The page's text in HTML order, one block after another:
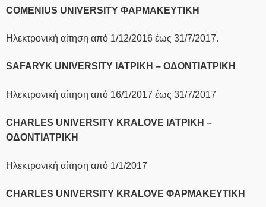
COMENIUS UNIVERSITY ΦΑΡΜΑΚΕΥΤΙΚΗ
Ηλεκτρονική αίτηση από 1/12/2016 έως 31/7/2017.
SAFARYK UNIVERSITY ΙΑΤΡΙΚΗ – ΟΔΟΝΤΙΑΤΡΙΚΗ
Ηλεκτρονική αίτηση από 16/1/2017 έως 31/7/2017
CHARLES UNIVERSITY KRALOVE ΙΑΤΡΙΚΗ –
ΟΔΟΝΤΙΑΤΡΙΚΗ
Ηλεκτρονική αίτηση από 1/1/2017
CHARLES UNIVERSITY KRALOVE ΦΑΡΜΑΚΕΥΤΙΚΗ